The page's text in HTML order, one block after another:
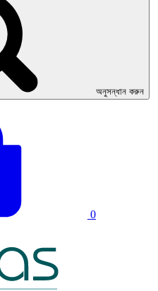
অনুসন্ধান করুন
0